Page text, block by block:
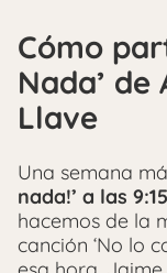
Cómo
Nada’
Llave
Una semana
nada!’ a las
hacemos de la
canción ‘No lo